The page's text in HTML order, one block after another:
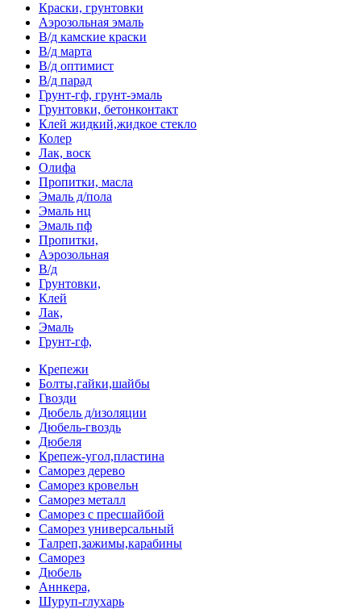
Краски, грунтовки
Аэрозольная эмаль
В/д камские краски
В/д марта
В/д оптимист
В/д парад
Грунт-гф, грунт-эмаль
Грунтовки, бетонконтакт
Клей жидкий,жидкое стекло
Колер
Лак, воск
Олифа
Пропитки, масла
Эмаль д/пола
Эмаль нц
Эмаль пф
Пропитки,
Аэрозольная
В/д
Грунтовки,
Клей
Лак,
Эмаль
Грунт-гф,
Крепежи
Болты,гайки,шайбы
Гвозди
Дюбель д/изоляции
Дюбель-гвоздь
Дюбеля
Крепеж-угол,пластина
Саморез дерево
Саморез кровельн
Саморез металл
Саморез с пресшайбой
Саморез универсальный
Талреп,зажимы,карабины
Саморез
Дюбель
Аннкера,
Шуруп-глухарь